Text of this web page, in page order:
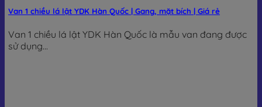
Van 1 chiều lá lật YDK Hàn Quốc | Gang, mặt bích | Giá rẻ
Van 1 chiều lá lật YDK Hàn Quốc là mẫu van đang được
sử dụng...